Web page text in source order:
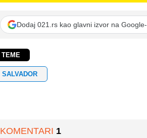
Dodaj 021.rs kao glavni izvor na
TEME
SALVADOR
KOMENTARI 1